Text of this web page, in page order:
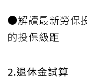
●解讀最新勞保
的投保級距
2.退休金試算